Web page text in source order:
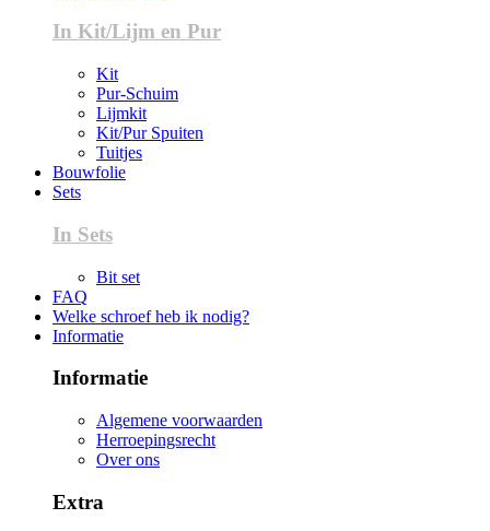
In Kit/Lijm en Pur
Kit
Pur-Schuim
Lijmkit
Kit/Pur Spuiten
Tuitjes
Bouwfolie
Sets
In Sets
Bit set
FAQ
Welke schroef heb ik nodig?
Informatie
Informatie
Algemene voorwaarden
Herroepingsrecht
Over ons
Extra